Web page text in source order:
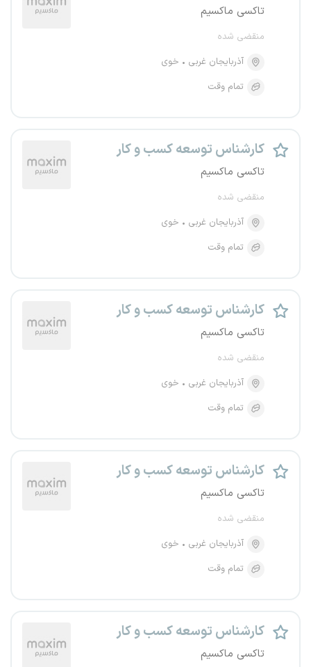
تاکسی ماکسیم
منقضی شده
آذربایجان غربی
خوی
تمام وقت
کارشناس توسعه کسب و کار
تاکسی ماکسیم
منقضی شده
آذربایجان غربی
خوی
تمام وقت
کارشناس توسعه کسب و کار
تاکسی ماکسیم
منقضی شده
آذربایجان غربی
خوی
تمام وقت
کارشناس توسعه کسب و کار
تاکسی ماکسیم
منقضی شده
آذربایجان غربی
خوی
تمام وقت
کارشناس توسعه کسب و کار
تاکسی ماکسیم